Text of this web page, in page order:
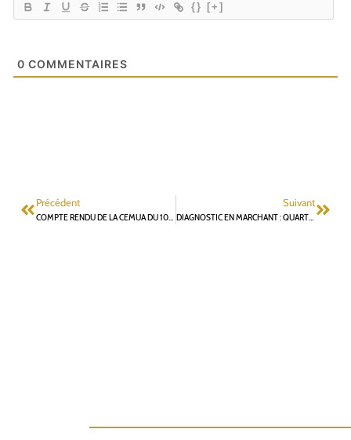
{} [+]
0 COMMENTAIRES
Précédent Suivant
DIAGNOSTIC EN MARCHANT : QUARTIER SCARRON-SORRIÈRES